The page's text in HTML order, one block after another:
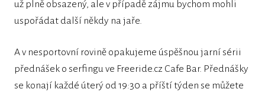
už plně obsazený, ale v případě zájmu bychom mohli
uspořádat další někdy na jaře.
A v nesportovní rovině opakujeme úspěšnou jarní sérii
přednášek o serfingu ve Freeride.cz Cafe Bar. Přednášky
se konají každé úterý od 19:30 a příští týden se můžete